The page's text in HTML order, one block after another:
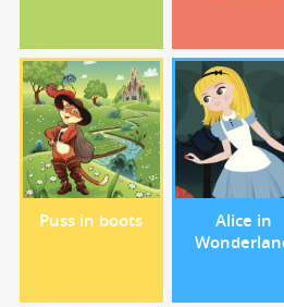
Puss in boots
Alice in